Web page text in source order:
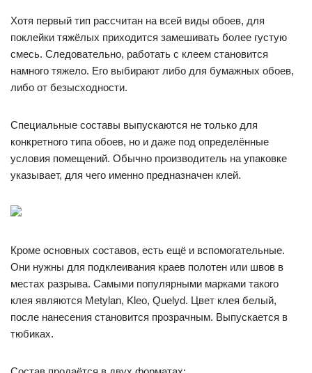
Хотя первый тип рассчитан на всей виды обоев, для
поклейки тяжёлых приходится замешивать более густую
смесь. Следовательно, работать с клеем становится
намного тяжело. Его выбирают либо для бумажных обоев,
либо от безысходности.
Специальные составы выпускаются не только для
конкретного типа обоев, но и даже под определённые
условия помещений. Обычно производитель на упаковке
указывает, для чего именно предназначен клей.
Кроме основных составов, есть ещё и вспомогательные.
Они нужны для подклеивания краев полотен или швов в
местах разрыва. Самыми популярными марками такого
клея являются Metylan, Kleo, Quelyd. Цвет клея белый,
после нанесения становится прозрачным. Выпускается в
тюбиках.